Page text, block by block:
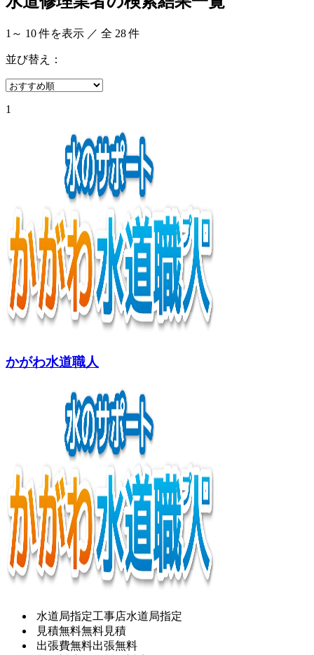
1 ～ 10 件を表示 ／ 全 28件
並び替え：
1
かがわ水道職人
水道局指定工事店水道局指定
見積無料無料見積
出張費無料出張無料